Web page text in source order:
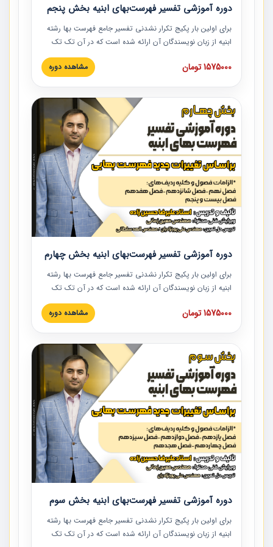
دوره آموزشی تفسیر فهرست‌بهای ابنیه بخش پنجم
برای اولین بار پکیج تکرار نشدنی تفسیر جامع فهرست بها رشته
ابنیه از زبان نویسندگان آن ارائه شده است که در آن تک تک
ردیف ها و مطالب فهرست بها تفسیر و ارائه شده است. این
دوره به صورت کامل تصویری بوده و به همراه تصاویر عملیات
دوره با کلام مهندس علیرضاحسین‌زاده مدیر پروژه مهندسی
مشاور در امر بازنگری فهرست بها رشته ابنیه ارائه شده و به تمام
همکارانی که در حوزه صنعت ساخت در حال فعالیت هستند حتما
توصیه می کنیم از مطالب این دوره استفاده نمایند.
1575000 تومان مشاهده دوره
دوره آموزشی تفسیر فهرست‌بهای ابنیه بخش چهارم
برای اولین بار پکیج تکرار نشدنی تفسیر جامع فهرست بها رشته
ابنیه از زبان نویسندگان آن ارائه شده است که در آن تک تک
ردیف ها و مطالب فهرست بها تفسیر و ارائه شده است. این
دوره به صورت کامل تصویری بوده و به همراه تصاویر عملیات
دوره با کلام مهندس علیرضاحسین‌زاده مدیر پروژه مهندسی
مشاور در امر بازنگری فهرست بها رشته ابنیه ارائه شده و به تمام
همکارانی که در حوزه صنعت ساخت در حال فعالیت هستند حتما
توصیه می کنیم از مطالب این دوره استفاده نمایند.
1575000 تومان مشاهده دوره
دوره آموزشی تفسیر فهرست‌بهای ابنیه بخش سوم
برای اولین بار پکیج تکرار نشدنی تفسیر جامع فهرست بها رشته
ابنیه از زبان نویسندگان آن ارائه شده است که در آن تک تک